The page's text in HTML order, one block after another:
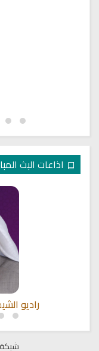
اذاعات البث
راديو
شبكة